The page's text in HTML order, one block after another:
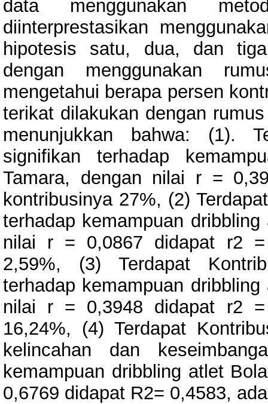
data menggunakan
diinterprestasikan
hipotesis satu, dua, dan
dengan menggunakan
mengetahui berapa persen
terikat dilakukan dengan
menunjukkan bahwa: (1).
signifikan terhadap
Tamara, dengan nilai r =
kontribusinya 27%, (2)
terhadap kemampuan
nilai r = 0,0867 didapat r2 =
2,59%, (3) Terdapat
terhadap kemampuan
nilai r = 0,3948 didapat r2 =
16,24%, (4) Terdapat
kelincahan dan
kemampuan dribbling atlet
0,6769 didapat R2= 0,4583,